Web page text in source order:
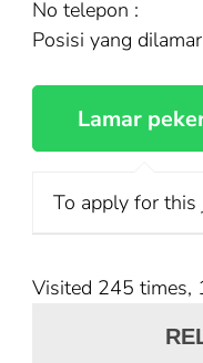
No telepon :
Posisi yang
To apply for this
Visited 245 times,